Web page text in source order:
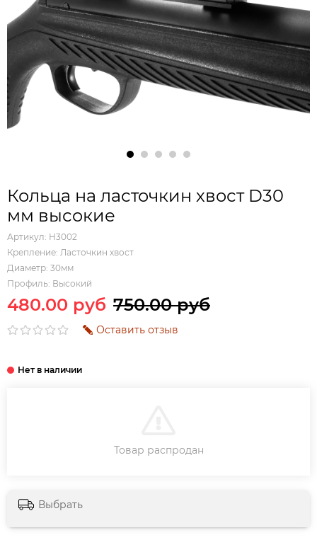
Кольца на ласточкин хвост D30
мм высокие
Артикул: H3002
Крепление: Ласточкин хвост
Диаметр: 30мм
Профиль: Высокий
480.00 руб 750.00 руб
Оставить отзыв
Товар распродан
Выбрать